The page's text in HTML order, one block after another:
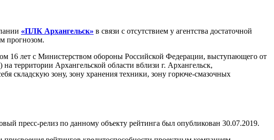
«ПЛК Архангельск» в связи с отсутствием у агентства достаточной
прогнозом.
16 лет с Министерством обороны Российской Федерации, выступающего от
территории Архангельской области вблизи г. Архангельск,
складскую зону, зону хранения техники, зону горюче-смазочных
пресс-релиз по данному объекту рейтинга был опубликован 30.07.2019.